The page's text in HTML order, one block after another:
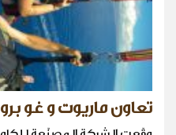
تعاون ماريوت و غو برو